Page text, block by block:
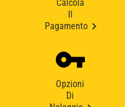
Calcola
Pagamento
Opzioni
Di